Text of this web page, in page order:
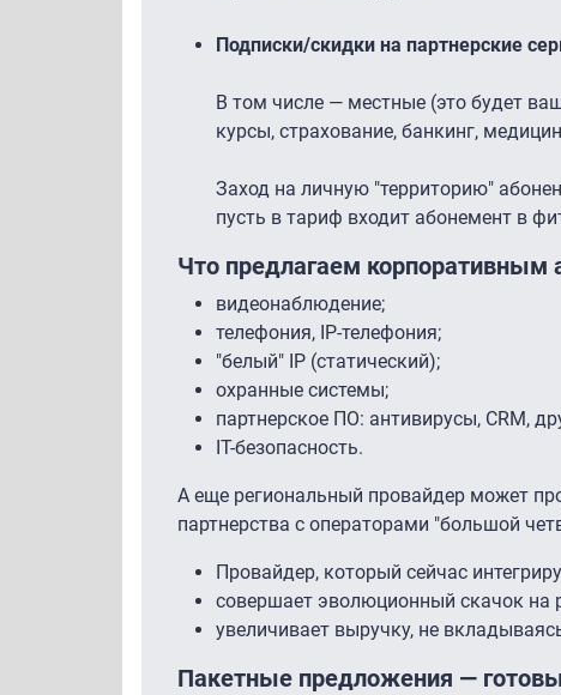
Подписки/скидки на партнерские
В том числе — местные (это будет
курсы, страхование, банкинг,
Заход на личную "территорию"
пусть в тариф входит абонемент в
Что предлагаем корпоративным
видеонаблюдение;
телефония, IP-телефония;
"белый" IP (статический);
охранные системы;
партнерское ПО: антивирусы, CRM,
IT-безопасность.
А еще региональный провайдер может
партнерства с операторами "большой
Провайдер, который сейчас
совершает эволюционный скачок на
увеличивает выручку, не
Пакетные предложения —